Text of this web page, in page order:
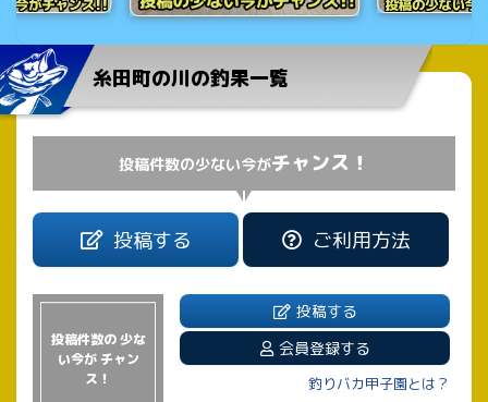
糸田町の川の釣果一覧
投稿件数の少ない今がチャンス！
投稿する ご利用方法
投稿件数の 少な
い今が チャン
ス！
投稿する
会員登録する
釣りバカ甲子園とは？